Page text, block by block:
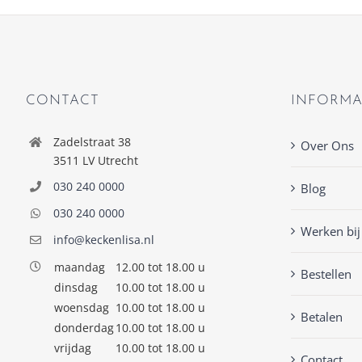
CONTACT
Zadelstraat 38
3511 LV Utrecht
030 240 0000
030 240 0000
info@keckenlisa.nl
maandag
12.00 tot 18.00 u
dinsdag
10.00 tot 18.00 u
woensdag 10.00 tot 18.00 u
donderdag10.00 tot 18.00 u
vrijdag
10.00 tot 18.00 u
Over Ons
Blog
Werken bij
Bestellen
Betalen